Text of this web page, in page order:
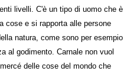
livelli. C'è un tipo di uomo che è
cose e si rapporta alle persone
natura, come sono per esempio
al godimento. Carnale non vuol
delle cose del mondo che